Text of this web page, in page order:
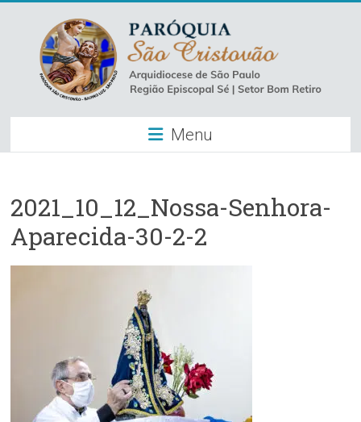
content
Paróquia
São
–
Luz
Episcopal
Menu
2021_10_12_Nossa-Senhora-
Aparecida-30-2-2